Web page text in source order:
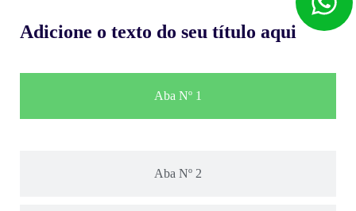
Adicione o texto do seu título aqui
Aba Nº 1
Aba Nº 2